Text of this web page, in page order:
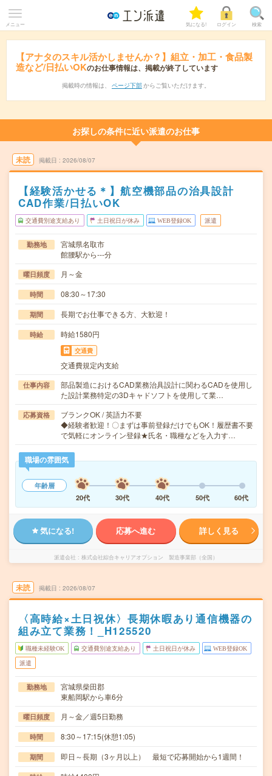
メニュー 気になる! ログイン 検索
【アナタのスキル活かしませんか？】組立・加工・食品製
造など/日払いOKのお仕事情報は、掲載が終了しています
掲載時の情報は、 ページ下部 からご覧いただけます。
お探しの条件に近い派遣のお仕事
未読 掲載日 2026/08/07
【経験活かせる＊】航空機部品の治具設計
CAD作業/日払いOK
交通費別途支給あり 土日祝日が休み WEB登録OK 派遣
勤務地
宮城県名取市
館腰駅から---分
曜日頻度 月～金
時間 08:30～17:30
期間 長期でお仕事できる方、大歓迎！
時給 時給1580円
交通費
交通費規定内支給
仕事内容
部品製造におけるCAD業務治具設計に関わるCADを使用し
た設計業務特定の3Dキャドソフトを使用して業…
応募資格
ブランクOK / 英語力不要
◆経験者歓迎！〇まずは事前登録だけでもOK！履歴書不要
で気軽にオンライン登録★氏名・職種などを入力す…
職場の雰囲気
年齢層
20代
30代 40代 50代 60代
気になる! 応募へ進む 詳しく見る
派遣会社 株式会社綜合キャリアオプション 製造事業部（全国）
未読 掲載日 2026/08/07
〈高時給×土日祝休〉長期休暇あり通信機器の
組み立て業務！_H125520
職種未経験OK 交通費別途支給あり 土日祝日が休み WEB登録OK
派遣
勤務地
宮城県柴田郡
東船岡駅から車6分
曜日頻度 月～金／週5日勤務
時間 8:30～17:15(休憩1:05)
期間 即日～長期（3ヶ月以上） 最短で応募開始から1週間！